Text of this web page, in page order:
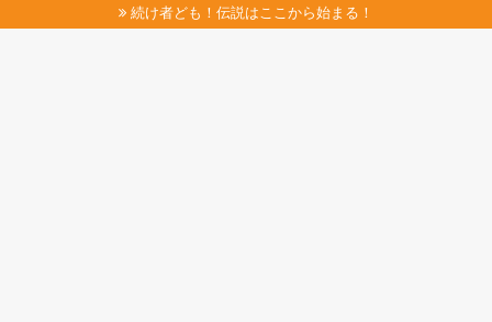
続け者ども！伝説はここから始まる！